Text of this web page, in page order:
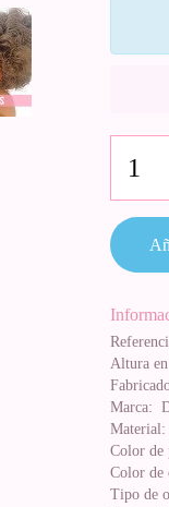
Altura
Marca:
Material:
Color de
Color de
Tipo de